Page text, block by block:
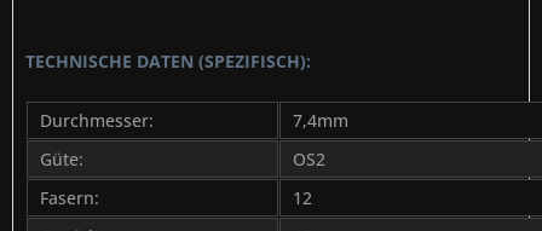
TECHNISCHE DATEN (SPEZIFISCH):
Durchmesser:
7,4mm
Güte:
OS2
Fasern:
12